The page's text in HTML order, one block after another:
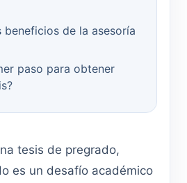
beneficios de la asesoría
paso para obtener
tesis de pregrado,
es un desafío académico